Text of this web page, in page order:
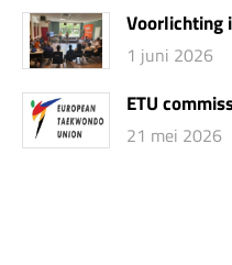
Voorlichting
1 juni 2026
ETU
21 mei 2026